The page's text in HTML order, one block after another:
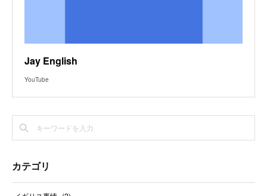
Jay English
YouTube
カテゴリ